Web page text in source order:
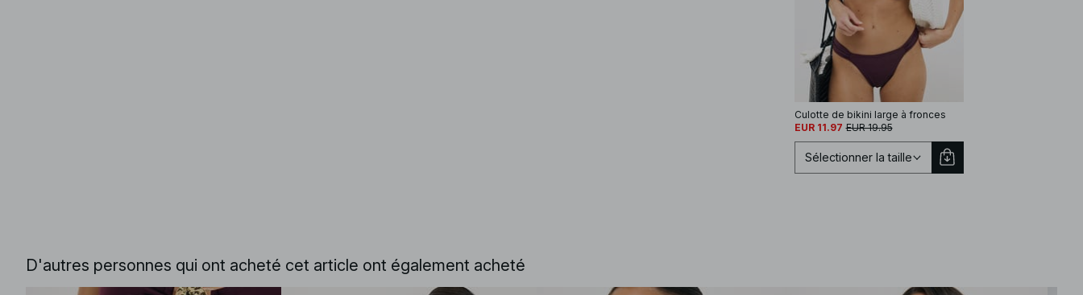
Culotte de bikini large à fronces
EUR 11.97 EUR 19.95
Sélectionner la taille
D'autres personnes qui ont acheté cet article ont également acheté